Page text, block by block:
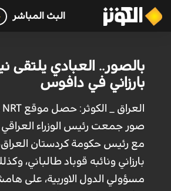
البث المباشر
بالصور.. العبادي يلتقى
بارزاني في دافوس
صور جمعت رئيس الوزراء العراقي
مع رئيس حكومة كردستان
بارزاني ونائبه قوباد طالباني،
مسؤولي الدول الاوربية، على